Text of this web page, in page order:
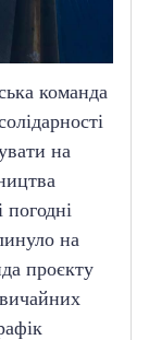
команда
на
погодні
на
проєкту